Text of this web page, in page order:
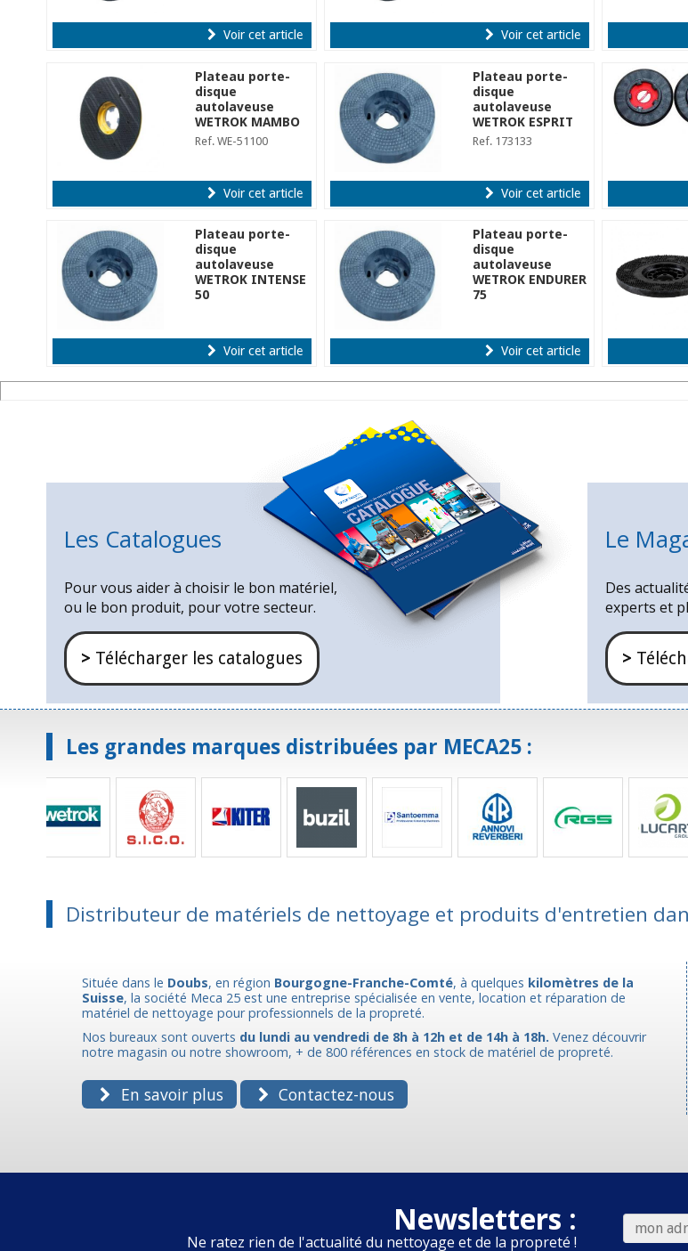
Voir cet article Voir cet article
Plateau porte-
disque
autolaveuse
WETROK MAMBO
Ref. WE-51100
Voir cet article
Plateau porte-
disque
autolaveuse
WETROK ESPRIT
Ref. 173133
Voir cet article
Plateau porte-
disque
autolaveuse
WETROK INTENSE
50
Voir cet article
Plateau porte-
disque
autolaveuse
WETROK ENDURER
75
Voir cet article
Les Catalogues
Pour vous aider à choisir le bon matériel,
ou le bon produit, pour votre secteur.
> Télécharger les catalogues
Le
Des
experts et
>
Les grandes marques distribuées par MECA25 :
Distributeur de matériels de nettoyage et produits d'entretien
Située dans le Doubs, en région Bourgogne-Franche-Comté, à quelques kilomètres de la
Suisse, la société Meca 25 est une entreprise spécialisée en vente, location et réparation de
matériel de nettoyage pour professionnels de la propreté.
Nos bureaux sont ouverts du lundi au vendredi de 8h à 12h et de 14h à 18h. Venez découvrir
notre magasin ou notre showroom, + de 800 références en stock de matériel de propreté.
En savoir plus Contactez-nous
Newsletters :
Ne ratez rien de l'actualité du nettoyage et de la propreté !